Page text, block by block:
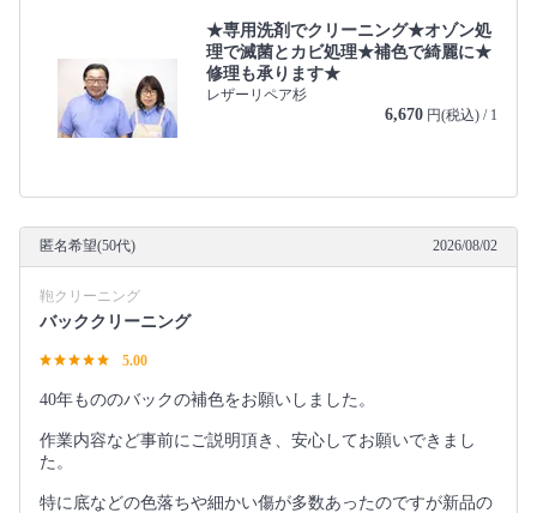
★専用洗剤でクリーニング★オゾン処
理で滅菌とカビ処理★補色で綺麗に★
修理も承ります★
レザーリペア杉
6,670 円(税込) / 1
匿名希望(50代) 2026/08/02
鞄クリーニング
バッククリーニング
5.00
40年もののバックの補色をお願いしました。
作業内容など事前にご説明頂き、安心してお願いできまし
た。
特に底などの色落ちや細かい傷が多数あったのですが新品の